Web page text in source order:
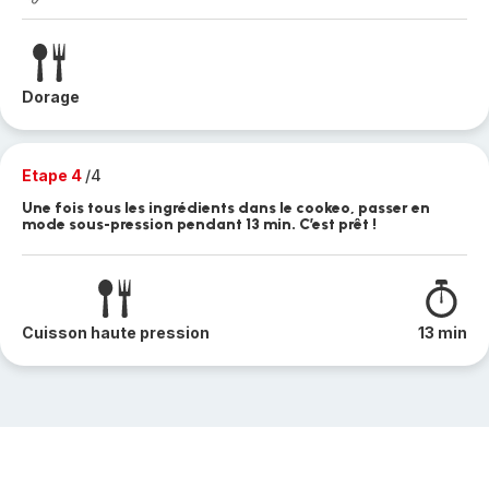
Dorage
Etape 4 /4
Une fois tous les ingrédients dans le cookeo, passer en
mode sous-pression pendant 13 min. C’est prêt !
Cuisson haute pression 13 min